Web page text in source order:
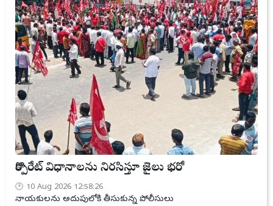
కార్పొరేట్ విధానాలను నిరసిస్తూ జైలు భరో
10 Aug 2026 12:58:26
నాయకులను అదుపులోకి తీసుకున్న పోలీసులు